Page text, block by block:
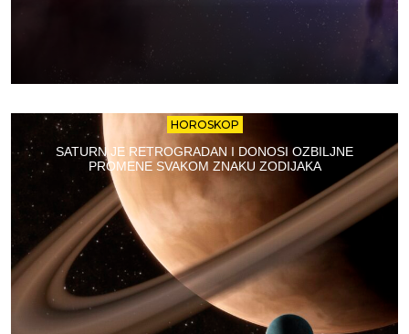
HOROSKOP
SATURN JE RETROGRADAN I DONOSI OZBILJNE
PROMENE SVAKOM ZNAKU ZODIJAKA